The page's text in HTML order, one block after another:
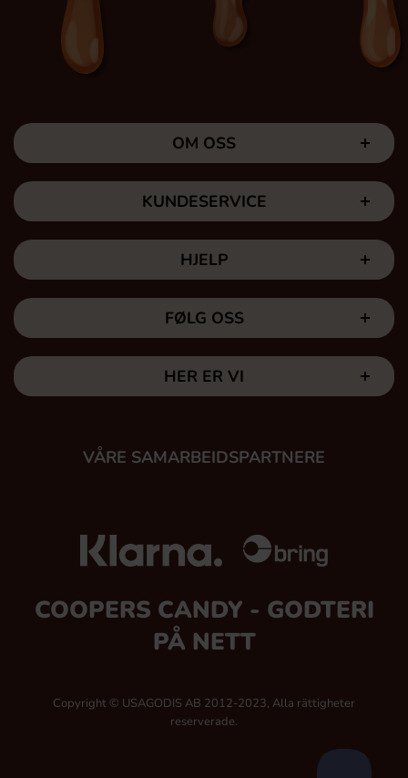
OM OSS
KUNDESERVICE
HJELP
FØLG OSS
HER ER VI
VÅRE SAMARBEIDSPARTNERE
COOPERS CANDY - GODTERI
PÅ NETT
Copyright © USAGODIS AB 2012-2023, Alla rättigheter
reserverade.